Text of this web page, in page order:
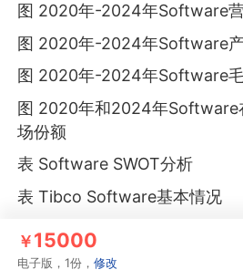
图 2020年-2024年Software
图 2020年-2024年Software
图 2020年-2024年Software
图 2020年和2024年Software
场份额
表 Software SWOT分析
表 Tibco Software基本情况
表 Tibco Software主要产品
图 2020年-2024年Tibco
￥15000
电子版，1份，修改